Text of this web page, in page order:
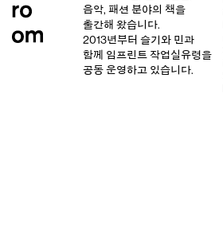
음악, 패션 분야의 책을
출간해 왔습니다.
2013년부터 슬기와 민과
함께 임프린트 작업실유령을
공동 운영하고 있습니다.